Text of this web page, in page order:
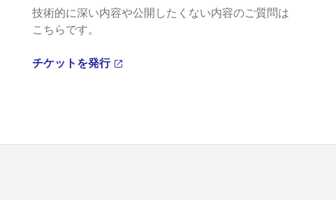
技術的に深い内容や公開したくない内容のご質問は
こちらです。
チケットを発行